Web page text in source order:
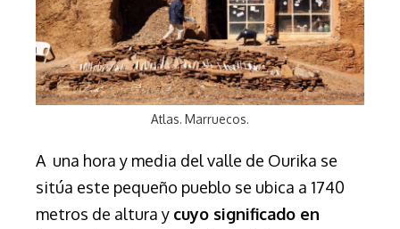
Atlas. Marruecos.
A una hora y media del valle de Ourika se
sitúa este pequeño pueblo se ubica a 1740
metros de altura y cuyo significado en